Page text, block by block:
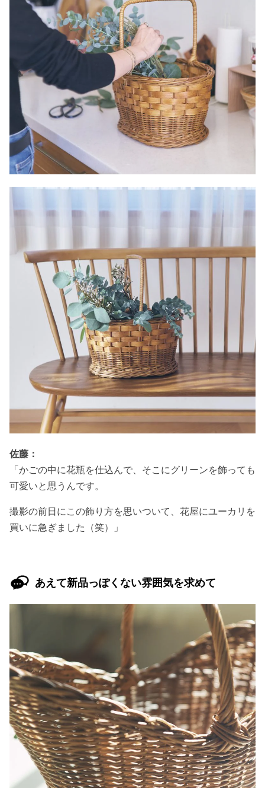
佐藤：
「かごの中に花瓶を仕込んで、そこにグリーンを飾っても
可愛いと思うんです。
撮影の前日にこの飾り方を思いついて、花屋にユーカリを
買いに急ぎました（笑）」
あえて新品っぽくない雰囲気を求めて